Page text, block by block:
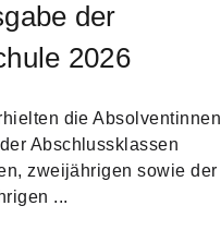
der
2026
die Absolventinnen
Abschlussklassen
zweijährigen sowie der
...